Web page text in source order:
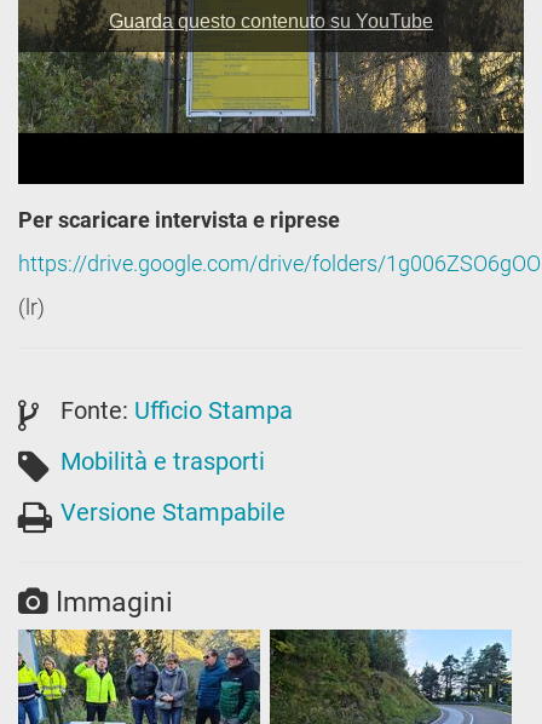
Per scaricare intervista e riprese
https://drive.google.com/drive/folders/
(lr)
Fonte: Ufficio Stampa
Mobilità e trasporti
Versione Stampabile
Immagini